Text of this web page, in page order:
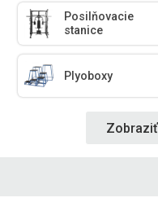
Posilňovacie
stanice
Plyoboxy